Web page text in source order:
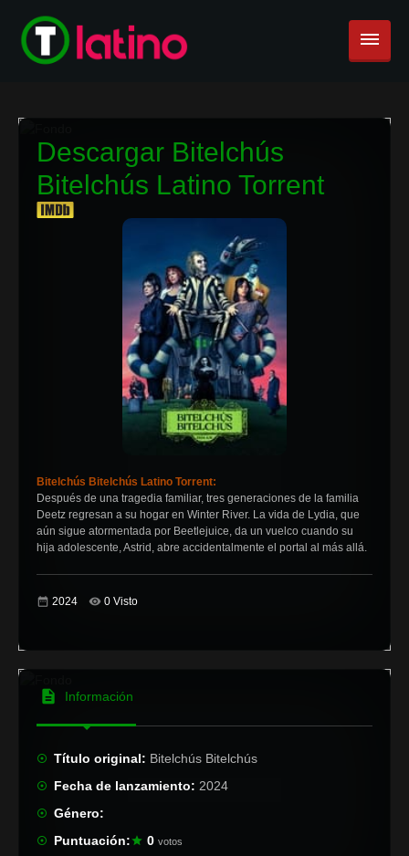
Descargar Bitelchús
Bitelchús Latino Torrent
Bitelchús Bitelchús Latino Torrent:
Después de una tragedia familiar, tres generaciones de la familia
Deetz regresan a su hogar en Winter River. La vida de Lydia, que
aún sigue atormentada por Beetlejuice, da un vuelco cuando su
hija adolescente, Astrid, abre accidentalmente el portal al más allá.
2024 0 Visto
Información
Título original: Bitelchús Bitelchús
Fecha de lanzamiento: 2024
Género:
Puntuación:
0 votos